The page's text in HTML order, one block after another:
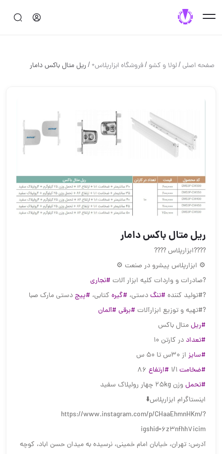
صفحه اصلی/لولا و كشو /فروشگاه ابزارپلاس+/ریل متال باکس دامار
ریل متال باکس دامار
?️?️?️?️ابزارپلاس ?️?️?️?️
⚙ ابزارپلاس پیشرو در صنعت ⚙
?صادرات و واردات کلیه ابزار آلات #نجاری
?#تولید کننده #تنگدستی، #گیره کتابی، #پیچدستی مارک صبا
?#تهیه و توزیع ابزارآلات #برقی #آلمان
#ریلمتال باکس
#تعداد در کارتن 10
#سایز از 30س تا 50 س
#ضخامت
#ارتفاع
#تحمل وزن 25kg چهار رولپلاک سفید
اینستاگرام ابزارپلاس⬇️
https://www.instagram.com/p/CHaaEhmnHKm/?
igshid=6z3nfhh7icim
آدرس: تهران، خیابان امام خمینی، نرسیده به میدان حسن اباد، کوچه